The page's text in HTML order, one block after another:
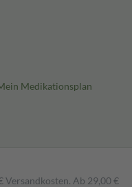
Medikationsplan
Ab 29,00 €